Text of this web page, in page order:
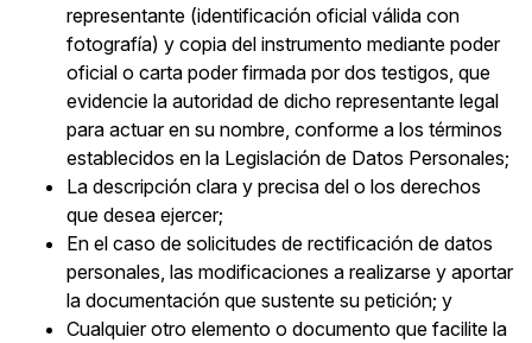
representante (identificación oficial válida con
fotografía) y copia del instrumento mediante poder
oficial o carta poder firmada por dos testigos, que
evidencie la autoridad de dicho representante legal
para actuar en su nombre, conforme a los términos
establecidos en la Legislación de Datos Personales;
La descripción clara y precisa del o los derechos
que desea ejercer;
En el caso de solicitudes de rectificación de datos
personales, las modificaciones a realizarse y aportar
la documentación que sustente su petición; y
Cualquier otro elemento o documento que facilite la